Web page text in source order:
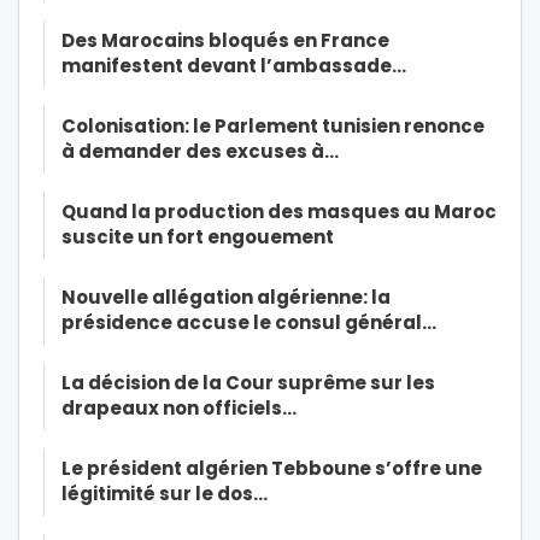
Des Marocains bloqués en France
manifestent devant l’ambassade…
Colonisation: le Parlement tunisien renonce
à demander des excuses à…
Quand la production des masques au Maroc
suscite un fort engouement
Nouvelle allégation algérienne: la
présidence accuse le consul général…
La décision de la Cour suprême sur les
drapeaux non officiels…
Le président algérien Tebboune s’offre une
légitimité sur le dos…